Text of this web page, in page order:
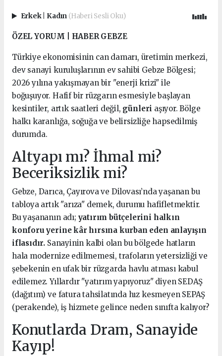
Erkek Kadın (Haberi Sesli Oku)
ÖZEL YORUM | HABER GEBZE
Türkiye ekonomisinin can damarı, üretimin merkezi,
dev sanayi kuruluşlarının ev sahibi Gebze Bölgesi;
2026 yılına yakışmayan bir "enerji krizi" ile
boğuşuyor. Hafif bir rüzgarın esmesiyle başlayan
kesintiler, artık saatleri değil, günleri aşıyor. Bölge
halkı karanlığa, soğuğa ve belirsizliğe hapsedilmiş
durumda.
Altyapı mı? İhmal mi?
Beceriksizlik mi?
Gebze, Darıca, Çayırova ve Dilovası’nda yaşanan bu
tabloya artık "arıza" demek, durumu hafifletmektir.
Bu yaşananın adı; yatırım bütçelerini halkın
konforu yerine kâr hırsına kurban eden anlayışın
iflasıdır. Sanayinin kalbi olan bu bölgede hatların
hala modernize edilmemesi, trafoların yetersizliği ve
şebekenin en ufak bir rüzgarda havlu atması kabul
edilemez. Yıllardır "yatırım yapıyoruz" diyen SEDAŞ
(dağıtım) ve fatura tahsilatında hız kesmeyen SEPAŞ
(perakende), iş hizmete gelince neden sınıfta kalıyor?
Konutlarda Dram, Sanayide
Kayıp!